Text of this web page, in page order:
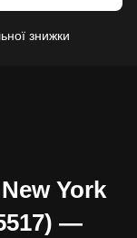
знижки
York
—